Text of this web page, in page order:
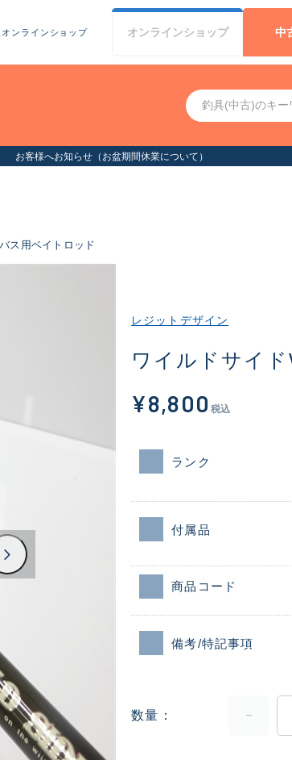
ンラインショップ オンラインショップ 中
お客様へお知らせ（お盆期間休業について）
バス用ベイトロッド
レジットデザイン
ワイルドサイド
¥8,800 税込
ランク
付属品
商品コード
備考/特記事項
数量